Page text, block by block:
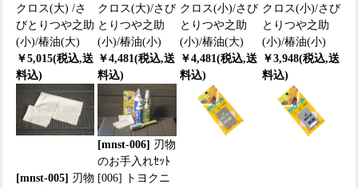
クロス(大) /さ
びとりつや之助
(小)/椿油(大)
￥5,015(税込,送
料込)
クロス(大)/さび
とりつや之助
(小)/椿油(小)
￥4,481(税込,送
料込)
クロス(小)/さび
とりつや之助
(小)/椿油(大)
￥4,481(税込,送
料込)
クロス(小)/さび
とりつや之助
(小)/椿油(小)
￥3,948(税込,送
料込)
[mnst-005] 刃物
[mnst-006] 刃物
のお手入れｾｯﾄ
[006] トヨクニ